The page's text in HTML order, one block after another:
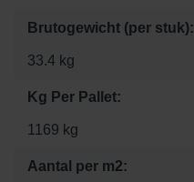
Brutogewicht (per stuk):
33.4 kg
Kg Per Pallet:
1169 kg
Aantal per m2: